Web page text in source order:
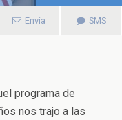
Envía SMS
programa de
nos trajo a las